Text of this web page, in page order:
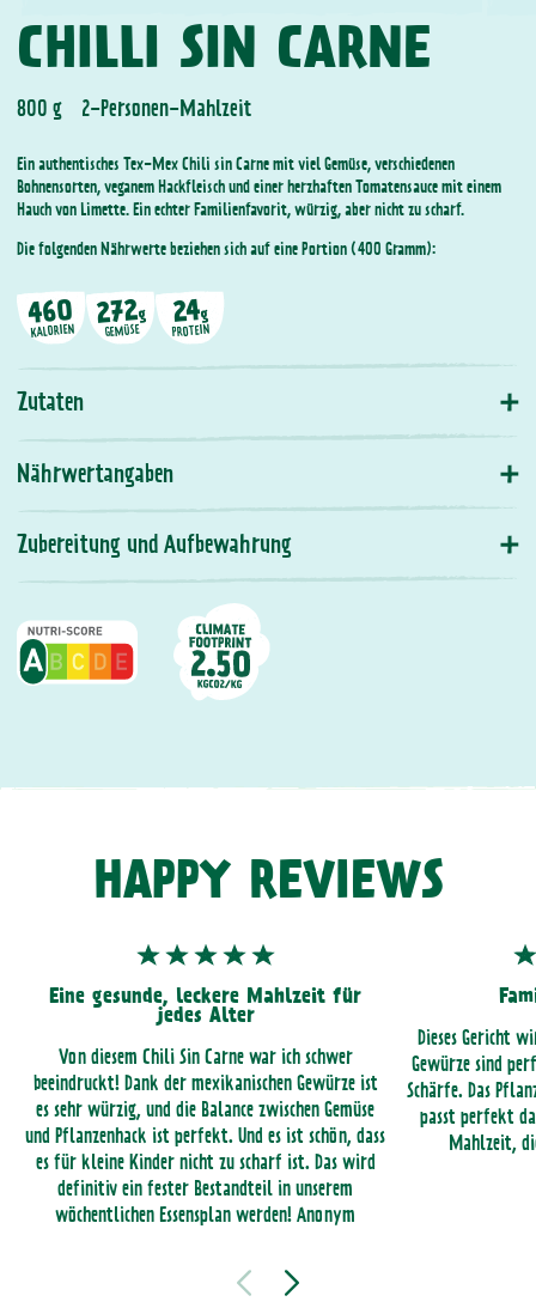
CHILLI SIN CARNE
800 g 2-Personen-Mahlzeit
Ein authentisches Tex-Mex Chili sin Carne mit viel Gemüse, verschiedenen
Bohnensorten, veganem Hackfleisch und einer herzhaften Tomatensauce mit einem
Hauch von Limette. Ein echter Familienfavorit, würzig, aber nicht zu scharf.
Die folgenden Nährwerte beziehen sich auf eine Portion (400 Gramm):
460
KALORIEN 272g
GEMÜSE
24g
PROTEIN
Zutaten
Nährwertangaben
Zubereitung und Aufbewahrung
HAPPY REVIEWS
Eine gesunde, leckere Mahlzeit für
jedes Alter
Von diesem Chili Sin Carne war ich schwer
beeindruckt! Dank der mexikanischen Gewürze ist
es sehr würzig, und die Balance zwischen Gemüse
und Pflanzenhack ist perfekt. Und es ist schön, dass
es für kleine Kinder nicht zu scharf ist. Das wird
definitiv ein fester Bestandteil in unserem
wöchentlichen Essensplan werden! Anonym
Dieses Gericht
Gewürze sind
Schärfe. Das
passt perfekt
Mahlzeit,